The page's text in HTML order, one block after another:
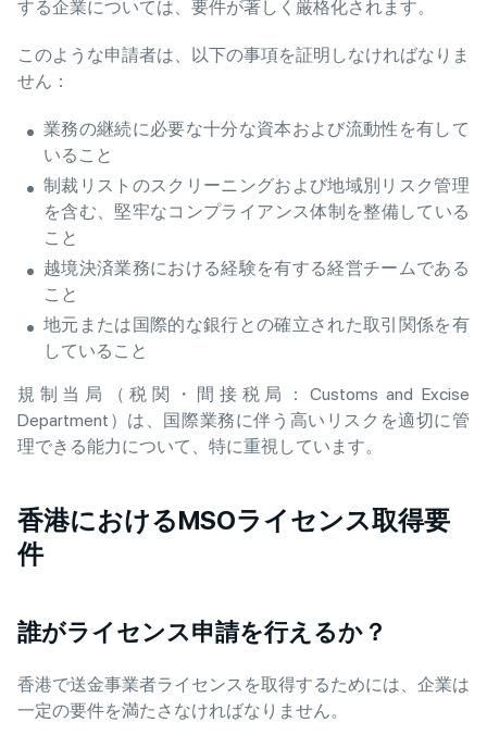
する企業については、要件が著しく厳格化されます。
このような申請者は、以下の事項を証明しなければなりま
せん：
業務の継続に必要な十分な資本および流動性を有して
いること
制裁リストのスクリーニングおよび地域別リスク管理
を含む、堅牢なコンプライアンス体制を整備している
こと
越境決済業務における経験を有する経営チームである
こと
地元または国際的な銀行との確立された取引関係を有
していること
規制当局（税関・間接税局：Customs and Excise
Department）は、国際業務に伴う高いリスクを適切に管
理できる能力について、特に重視しています。
香港におけるMSOライセンス取得要
件
誰がライセンス申請を行えるか？
香港で送金事業者ライセンスを取得するためには、企業は
一定の要件を満たさなければなりません。